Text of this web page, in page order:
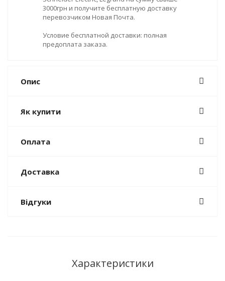
3000грн и получите бесплатную доставку
перевозчиком Новая Почта.
Условие бесплатной доставки: полная
предоплата заказа.
Опис
Як купити
Оплата
Доставка
Відгуки
Характеристики